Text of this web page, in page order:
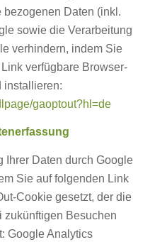
bezogenen Daten (inkl.
sowie die Verarbeitung
verhindern, indem Sie
verfügbare Browser-
installieren:
gaoptout?hl=de
Ihrer Daten durch Google
Sie auf folgenden Link
Cookie gesetzt, der die
zukünftigen Besuchen
Google Analytics